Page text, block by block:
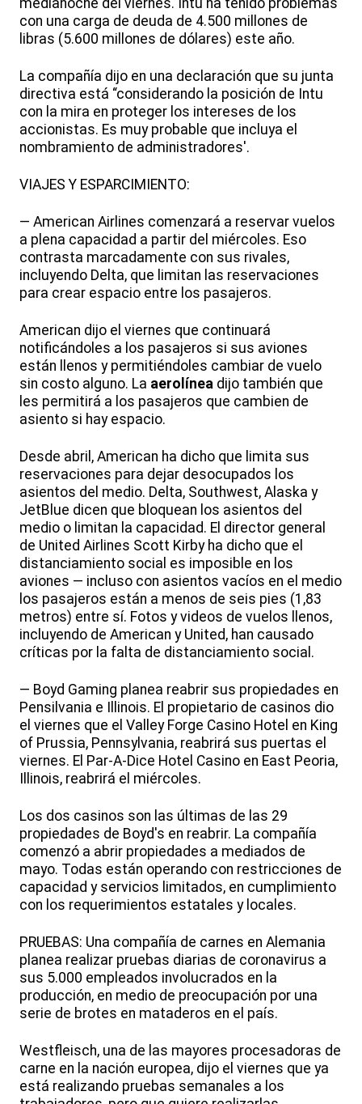
medianoche del viernes. Intu ha tenido problemas
con una carga de deuda de 4.500 millones de
libras (5.600 millones de dólares) este año.
La compañía dijo en una declaración que su junta
directiva está “considerando la posición de Intu
con la mira en proteger los intereses de los
accionistas. Es muy probable que incluya el
nombramiento de administradores'.
VIAJES Y ESPARCIMIENTO:
— American Airlines comenzará a reservar vuelos
a plena capacidad a partir del miércoles. Eso
contrasta marcadamente con sus rivales,
incluyendo Delta, que limitan las reservaciones
para crear espacio entre los pasajeros.
American dijo el viernes que continuará
notificándoles a los pasajeros si sus aviones
están llenos y permitiéndoles cambiar de vuelo
sin costo alguno. La aerolínea dijo también que
les permitirá a los pasajeros que cambien de
asiento si hay espacio.
Desde abril, American ha dicho que limita sus
reservaciones para dejar desocupados los
asientos del medio. Delta, Southwest, Alaska y
JetBlue dicen que bloquean los asientos del
medio o limitan la capacidad. El director general
de United Airlines Scott Kirby ha dicho que el
distanciamiento social es imposible en los
aviones — incluso con asientos vacíos en el medio
los pasajeros están a menos de seis pies (1,83
metros) entre sí. Fotos y videos de vuelos llenos,
incluyendo de American y United, han causado
críticas por la falta de distanciamiento social.
— Boyd Gaming planea reabrir sus propiedades en
Pensilvania e Illinois. El propietario de casinos dio
el viernes que el Valley Forge Casino Hotel en King
of Prussia, Pennsylvania, reabrirá sus puertas el
viernes. El Par-A-Dice Hotel Casino en East Peoria,
Illinois, reabrirá el miércoles.
Los dos casinos son las últimas de las 29
propiedades de Boyd's en reabrir. La compañía
comenzó a abrir propiedades a mediados de
mayo. Todas están operando con restricciones de
capacidad y servicios limitados, en cumplimiento
con los requerimientos estatales y locales.
PRUEBAS: Una compañía de carnes en Alemania
planea realizar pruebas diarias de coronavirus a
sus 5.000 empleados involucrados en la
producción, en medio de preocupación por una
serie de brotes en mataderos en el país.
Westfleisch, una de las mayores procesadoras de
carne en la nación europea, dijo el viernes que ya
está realizando pruebas semanales a los